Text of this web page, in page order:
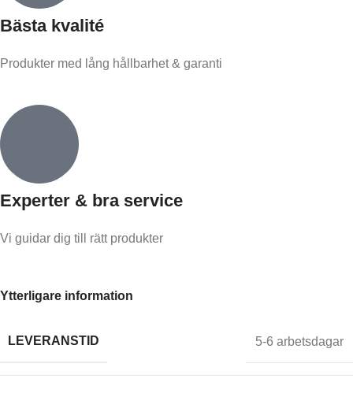
Bästa kvalité
Produkter med lång hållbarhet & garanti
Experter & bra service
Vi guidar dig till rätt produkter
Ytterligare information
LEVERANSTID 5-6 arbetsdagar